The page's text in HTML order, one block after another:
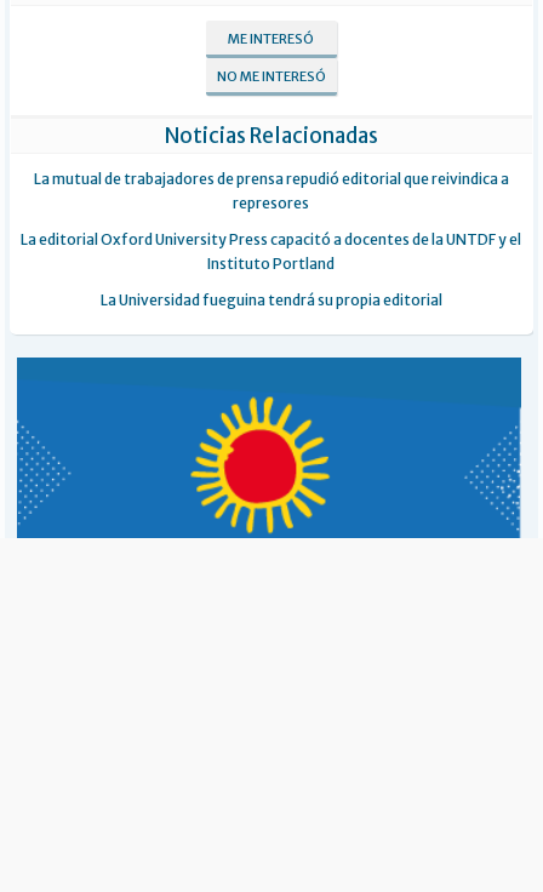
ME INTERESÓ
NO ME INTERESÓ
Noticias Relacionadas
La mutual de trabajadores de prensa repudió editorial que reivindica a
represores
La editorial Oxford University Press capacitó a docentes de la UNTDF y el
Instituto Portland
La Universidad fueguina tendrá su propia editorial